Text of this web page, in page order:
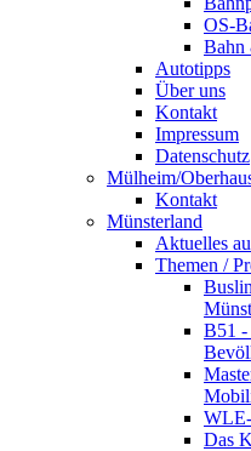
OS-
Bahn
Autotipps
Über uns
Kontakt
Impressum
Datenschutz
Mülheim/
Kontakt
Münsterland
Aktuelles
Themen /
B51 -
Das